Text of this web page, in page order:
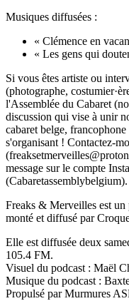
Musiques diffusées :
« Clémence en
« Les gens qui
Si vous êtes artiste ou
(photographe,
l'Assemblée du Cabaret
discussion qui vise à unir
cabaret belge,
s'organisant ! Contactez-
message sur le compte
(Cabaretassemblybelgium).
Freaks & Merveilles est un
monté et diffusé par
Elle est diffusée deux
105.4 FM.
Visuel du podcast : Maël
Musique du podcast :
Propulsé par Murmures